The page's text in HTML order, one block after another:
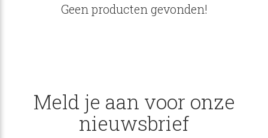
Geen producten gevonden!
Meld je aan voor onze
nieuwsbrief